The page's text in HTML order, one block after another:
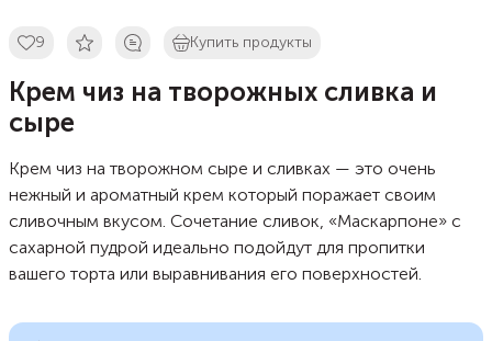
9 Купить продукты
Крем чиз на творожных сливка и
сыре
Крем чиз на творожном сыре и сливках — это очень
нежный и ароматный крем который поражает своим
сливочным вкусом. Сочетание сливок, «Маскарпоне» с
сахарной пудрой идеально подойдут для пропитки
вашего торта или выравнивания его поверхностей.